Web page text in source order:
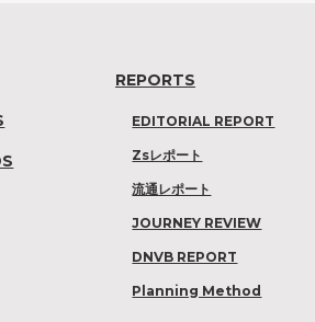
REPORTS
EDITORIAL REPORT
Zsレポート
流通レポート
JOURNEY REVIEW
DNVB REPORT
Planning Method